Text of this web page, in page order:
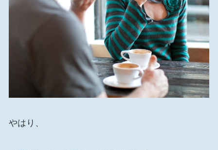
やはり、